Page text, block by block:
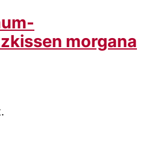
morgana